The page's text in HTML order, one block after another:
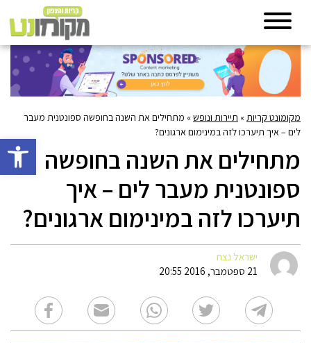
פתח
מקומונט קריות » תיירות ונופש» מתחילים את השנה בחופשה ספונטנית מעבר
לים – איך תיערכו לזה במינימום ארגונים?
מתחילים את השנה בחופשה
ספונטנית מעבר לים – איך
תיערכו לזה במינימום ארגונים?
ישראל נצח
21 ספטמבר, 2016 20:55